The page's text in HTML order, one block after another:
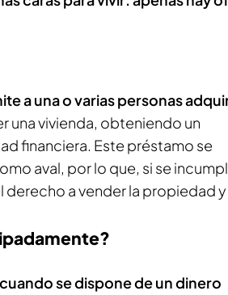
a una o varias personas
una vivienda, obteniendo un
financiera. Este préstamo se
aval, por lo que, si se
a vender la propiedad y
cuando se dispone de un dinero